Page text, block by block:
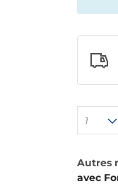
1
Autres
avec